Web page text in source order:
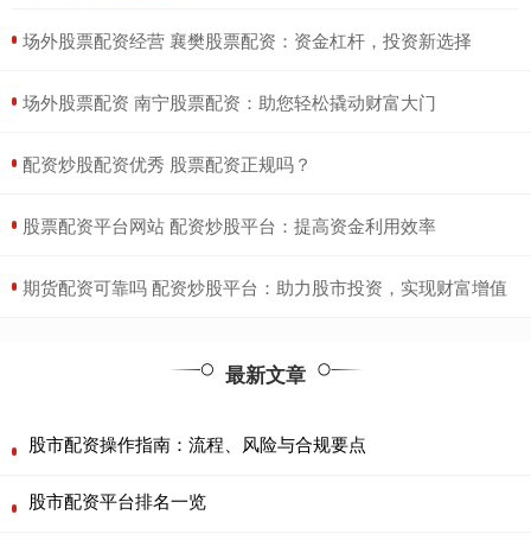
​场外股票配资经营 襄樊股票配资：资金杠杆，投资新选择
​场外股票配资 南宁股票配资：助您轻松撬动财富大门
​配资炒股配资优秀 股票配资正规吗？
​股票配资平台网站 配资炒股平台：提高资金利用效率
​期货配资可靠吗 配资炒股平台：助力股市投资，实现财富增值
最新文章
股市配资操作指南：流程、风险与合规要点
股市配资平台排名一览